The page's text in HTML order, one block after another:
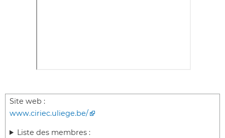
Site web :
www.ciriec.uliege.be/
Liste des membres :